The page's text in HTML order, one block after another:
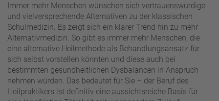
Immer mehr Menschen wünschen sich vertrauenswürdige
und vielversprechende Alternativen zu der klassischen
Schulmedizin. Es zeigt sich ein klarer Trend hin zu mehr
Alternativmedizin. So gibt es immer mehr Menschen, die
eine alternative Heilmethode als Behandlungsansatz für
sich selbst vorstellen könnten und diese auch bei
bestimmten gesundheitlichen Dysbalancen in Anspruch
nehmen würden. Das bedeutet für Sie – der Beruf des
Heilpraktikers ist definitiv eine aussichtsreiche Basis für